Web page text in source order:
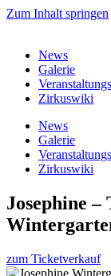
Zum Inhalt springen
News
Galerie
Zirkuswiki
News
Galerie
Zirkuswiki
Josephine
zum Ticketverkauf